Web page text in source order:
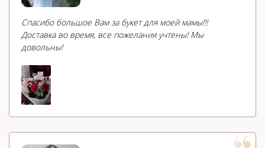
Спасибо большое Вам за букет для моей мамы!!!
Доставка во время, все пожелания учтены! Мы
довольны!